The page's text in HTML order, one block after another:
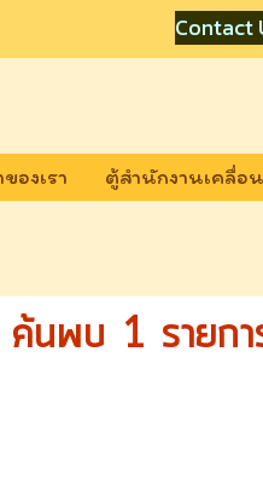
Contact
องเรา ตู้สำนักงานเคลื่อ
ค้นพบ 1 รายกา